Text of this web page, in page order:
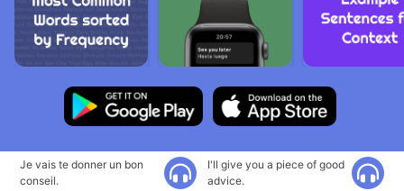
Je vais te donner un bon
conseil.
I'll give you a piece of good
advice.